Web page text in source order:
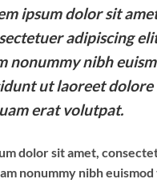
ipsum dolor sit
adipiscing
nonummy nibh
ut laoreet dolore
erat volutpat.
dolor sit amet,
nonummy nibh